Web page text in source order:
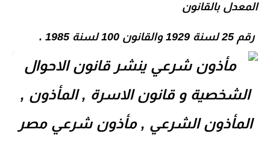
المعدل بالقانون
رقم 25 لسنة 1929 والقانون 100 لسنة 1985 .